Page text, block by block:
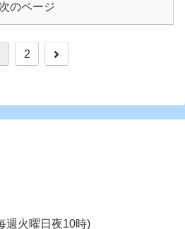
次のページ
2
次
週火曜日夜10時)